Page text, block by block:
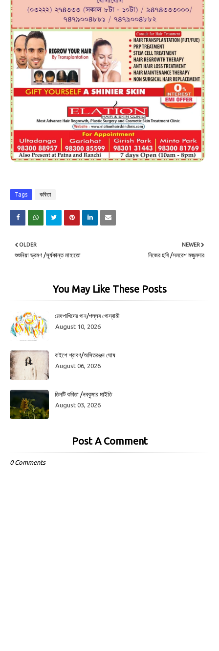
Tags কবিতা
NEWER
নিজের ছবি /সমরেশ মজুমদার
OLDER
শুশুনিয়া ভ্রমণ /সূর্যকান্ত মাহাতো
You May Like These Posts
মেঘপাখিদের গান/পল্লব গোস্বামী
August 10, 2026
বাইশে শ্রাবণ/অসিতরঞ্জন ঘোষ
August 06, 2026
তিনটি কবিতা /নবকুমার মাইতি
August 03, 2026
Post A Comment
0 Comments